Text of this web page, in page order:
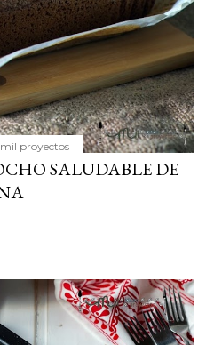
mil proyectos
SALUDABLE DE